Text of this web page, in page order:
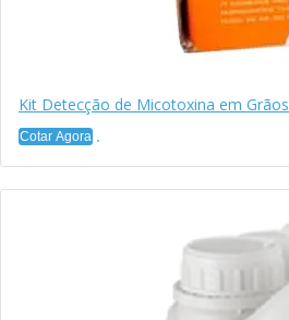
Kit Detecção de Micotoxina em Grãos
Cotar Agora